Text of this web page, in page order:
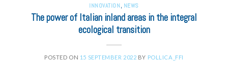
INNOVATION , NEWS
The power of Italian inland areas in the integral
ecological transition
POSTED ON 15 SEPTEMBER 2022 BY POLLICA_FFI